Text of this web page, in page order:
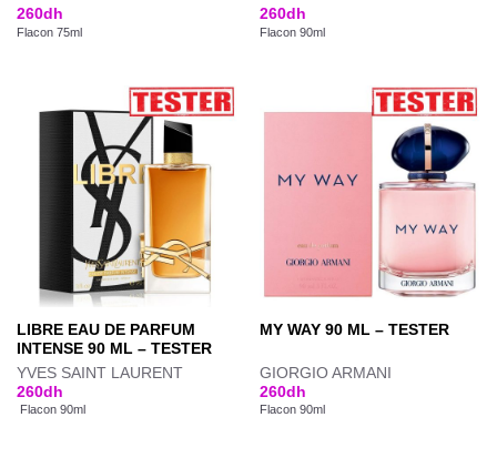
260dh
Flacon 75ml
260dh
Flacon 90ml
LIBRE EAU DE PARFUM
INTENSE 90 ML – TESTER
YVES SAINT LAURENT
260dh
Flacon 90ml
MY WAY 90 ML – TESTER
GIORGIO ARMANI
260dh
Flacon 90ml